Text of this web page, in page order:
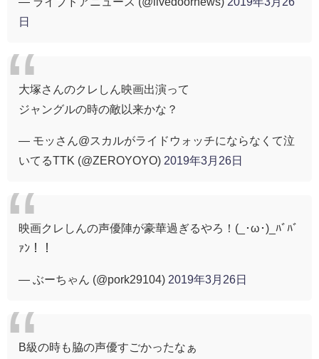
日
大塚さんのクレしん映画出演って
ジャングルの時の敵以来かな？
— モッさん@スカルがライドウォッチにならなくて泣
いてるTTK (@ZEROYOYO) 2019年3月26日
映画クレしんの声優陣が豪華過ぎるやろ！(_･ω･)_ﾊﾞﾊﾞ
ｧﾝ！！
— ぶーちゃん (@pork29104) 2019年3月26日
B級の時も脇の声優すごかったなぁ